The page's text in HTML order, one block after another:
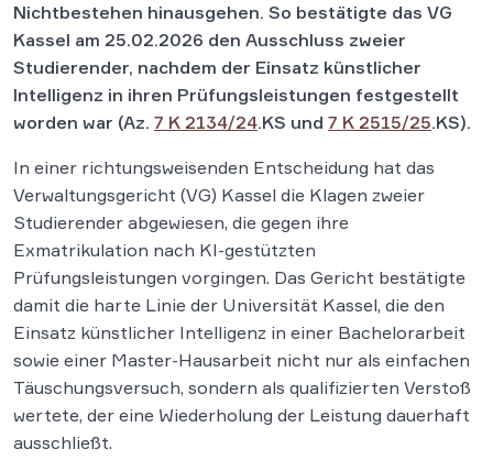
Nichtbestehen hinausgehen. So bestätigte das VG
Kassel am 25.02.2026 den Ausschluss zweier
Studierender, nachdem der Einsatz künstlicher
Intelligenz in ihren Prüfungsleistungen festgestellt
worden war (Az. 7 K 2134/24.KS und 7 K 2515/25.KS).
In einer richtungsweisenden Entscheidung hat das
Verwaltungsgericht (VG) Kassel die Klagen zweier
Studierender abgewiesen, die gegen ihre
Exmatrikulation nach KI-gestützten
Prüfungsleistungen vorgingen. Das Gericht bestätigte
damit die harte Linie der Universität Kassel, die den
Einsatz künstlicher Intelligenz in einer Bachelorarbeit
sowie einer Master-Hausarbeit nicht nur als einfachen
Täuschungsversuch, sondern als qualifizierten Verstoß
wertete, der eine Wiederholung der Leistung dauerhaft
ausschließt.